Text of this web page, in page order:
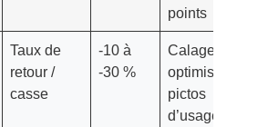
points
Taux de
retour /
casse
-10 à
-30 %
Calage
optimisé,
pictos
d’usage, tests